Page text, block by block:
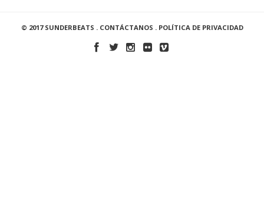
© 2017 SUNDERBEATS . CONTÁCTANOS . POLÍTICA DE PRIVACIDAD